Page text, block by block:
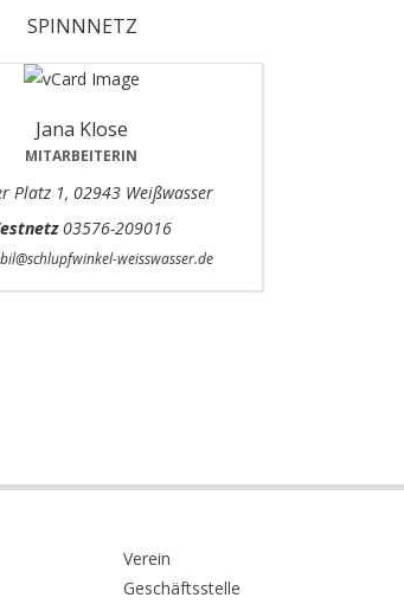
SPINNNETZ
Jana Klose
MITARBEITERIN
Platz 1, 02943 Weißwasser
03576-209016
weisswasser.de
Verein
Geschäftsstelle